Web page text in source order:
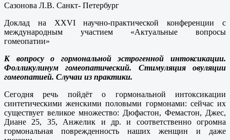
Сазонова Л.В. Санкт- Петербург
Доклад на XXVI научно-практической конференции с
международным участием «Актуальные вопросы
гомеопатии»
К вопросу о гормональной эстрогенной интоксикации.
Фолликулинум гомеопатический. Стимуляция овуляции
гомеопатией. Случаи из практики.
Сегодня речь пойдёт о гормональной интоксикации
синтетическими женскими половыми гормонами: сейчас их
существует великое множество: Дюфастон, Фемастон, Джес,
Диане 25, 35, Анжелик и др. и соответственно огромна
гормональная поврежденность наших женщин и даже